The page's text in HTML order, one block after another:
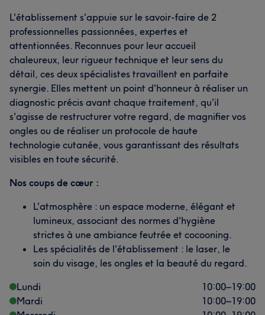
L'établissement s'appuie sur le savoir-faire de 2
professionnelles passionnées, expertes et
attentionnées. Reconnues pour leur accueil
chaleureux, leur rigueur technique et leur sens du
détail, ces deux spécialistes travaillent en parfaite
synergie. Elles mettent un point d'honneur à réaliser un
diagnostic précis avant chaque traitement, qu'il
s'agisse de restructurer votre regard, de magnifier vos
ongles ou de réaliser un protocole de haute
technologie cutanée, vous garantissant des résultats
visibles en toute sécurité.
Nos coups de cœur :
L'atmosphère : un espace moderne, élégant et
lumineux, associant des normes d'hygiène
strictes à une ambiance feutrée et cocooning.
Les spécialités de l'établissement : le laser, le
soin du visage, les ongles et la beauté du regard.
Lundi
10:00–19:00
Mardi
10:00–19:00